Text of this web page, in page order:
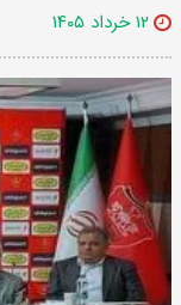
۱۲ خرداد ۱۴۰۵